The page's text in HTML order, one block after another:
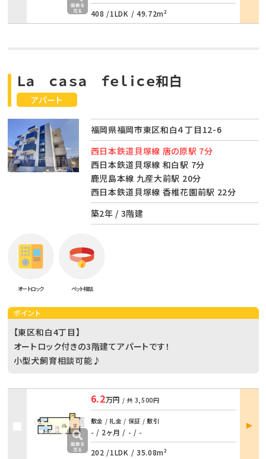
408 /1LDK / 49.72m²
アパート
Ｌａ ｃａｓａ ｆｅｌｉｃｅ和白
福岡県福岡市東区和白４丁目12-6
西日本鉄道貝塚線 唐の原駅 7分
西日本鉄道貝塚線 和白駅 7分
鹿児島本線 九産大前駅 20分
西日本鉄道貝塚線 香椎花園前駅 22分
築2年 / 3階建
オートロック ペット相談
ポイント
【東区和白4丁目】
オートロック付きの3階建てアパートです！
小型犬飼育相談可能♪
6.2万円 / 共 3,500円
敷金 / 礼金 / 保証 / 敷引
- / 2ヶ月 / - / -
202 /1LDK / 35.08m²
部屋
詳細